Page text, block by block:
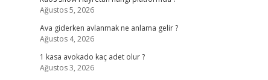
Ağustos 5, 2026
Ava giderken avlanmak ne anlama gelir ?
Ağustos 4, 2026
1 kasa avokado kaç adet olur ?
Ağustos 3, 2026